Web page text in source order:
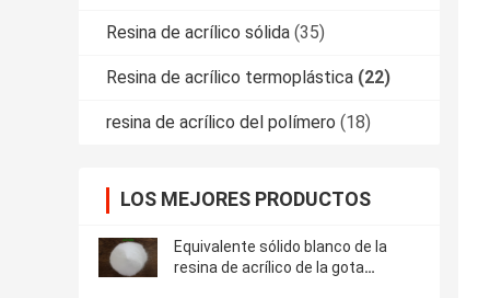
Resina de acrílico sólida (35)
Resina de acrílico termoplástica (22)
resina de acrílico del polímero (18)
LOS MEJORES PRODUCTOS
Equivalente sólido blanco de la
resina de acrílico de la gota